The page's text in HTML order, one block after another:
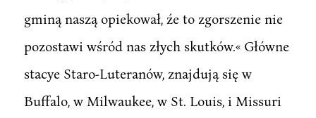
gminą naszą opiekował, źe to zgorszenie nie
pozostawi wśród nas złych skutków.« Główne
stacye Staro-Luteranów, znajdują się w
Buffalo, w Milwaukee, w St. Louis, i Missuri